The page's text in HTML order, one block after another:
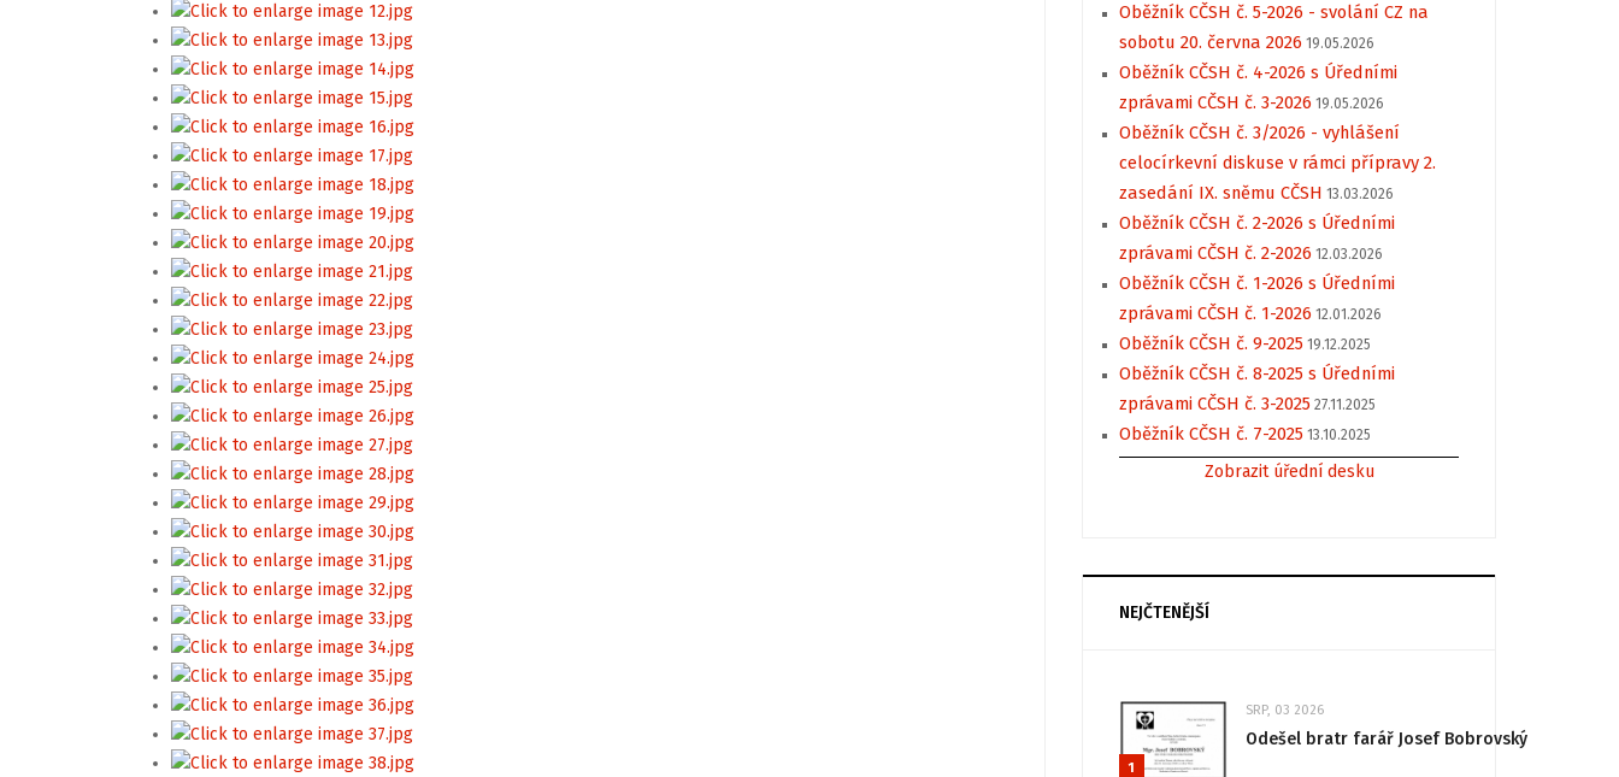
Oběžník CČSH č. 5-2026 - svolání CZ na
sobotu 20. června 2026 19.05.2026
Oběžník CČSH č. 4-2026 s Úředními
zprávami CČSH č. 3-2026 19.05.2026
Oběžník CČSH č. 3/2026 - vyhlášení
celocírkevní diskuse v rámci přípravy 2.
zasedání IX. sněmu CČSH 13.03.2026
Oběžník CČSH č. 2-2026 s Úředními
zprávami CČSH č. 2-2026 12.03.2026
Oběžník CČSH č. 1-2026 s Úředními
zprávami CČSH č. 1-2026 12.01.2026
Oběžník CČSH č. 9-2025 19.12.2025
Oběžník CČSH č. 8-2025 s Úředními
zprávami CČSH č. 3-2025 27.11.2025
Oběžník CČSH č. 7-2025 13.10.2025
Zobrazit úřední desku
NEJČTENĚJŠÍ
1
SRP, 03 2026
Odešel bratr farář Josef Bobrovský